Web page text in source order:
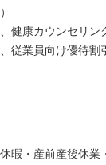
健康カウンセリ
従業員向け優待
暇・産前産後休